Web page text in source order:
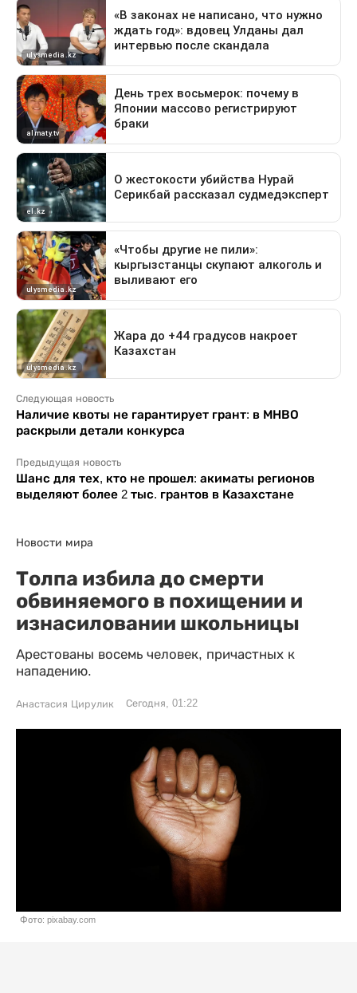
Следующая новость
Наличие квоты не гарантирует грант: в МНВО
раскрыли детали конкурса
Предыдущая новость
Шанс для тех, кто не прошел: акиматы регионов
выделяют более 2 тыс. грантов в Казахстане
Новости мира
Толпа избила до смерти
обвиняемого в похищении и
изнасиловании школьницы
Арестованы восемь человек, причастных к
нападению.
Анастасия Цирулик Сегодня, 01:22
Фото: pixabay.com